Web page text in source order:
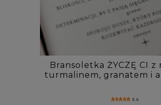
Bransoletka ŻYCZĘ CI z
turmalinem, granatem i
5.0